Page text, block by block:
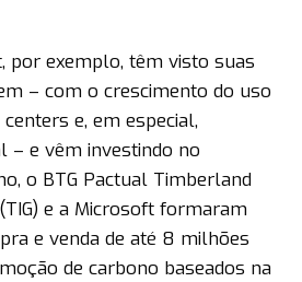
por exemplo, têm visto suas
– com o crescimento do uso
e, em especial,
– e vêm investindo no
o BTG Pactual Timberland
e a Microsoft formaram
e venda de até 8 milhões
de carbono baseados na